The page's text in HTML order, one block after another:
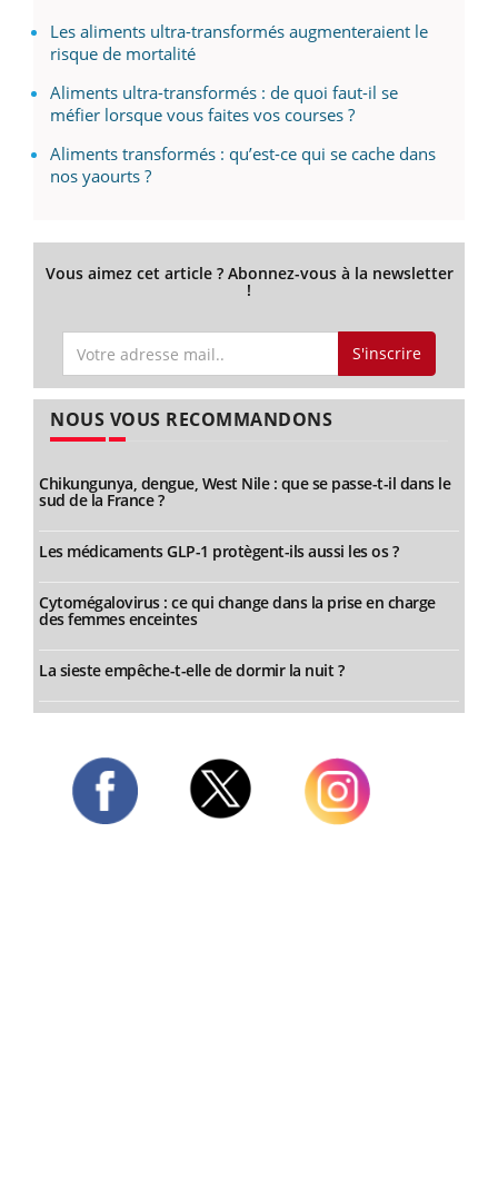
Les aliments ultra-transformés augmenteraient le
risque de mortalité
Aliments ultra-transformés : de quoi faut-il se
méfier lorsque vous faites vos courses ?
Aliments transformés : qu’est-ce qui se cache dans
nos yaourts ?
Vous aimez cet article ? Abonnez-vous à la newsletter
!
S'inscrire
NOUS VOUS RECOMMANDONS
Chikungunya, dengue, West Nile : que se passe-t-il dans le
sud de la France ?
Les médicaments GLP-1 protègent-ils aussi les os ?
Cytomégalovirus : ce qui change dans la prise en charge
des femmes enceintes
La sieste empêche-t-elle de dormir la nuit ?